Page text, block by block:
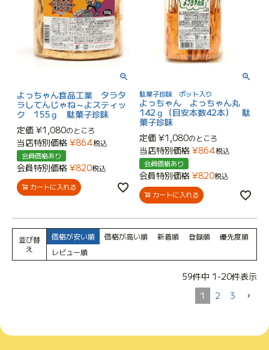
よっちゃん食品工業 タラタ
ラしてんじゃね～よスティッ
ク 155ｇ 駄菓子珍味
定価 ¥1,080のところ
当店特別価格 ¥864税込
会員価格あり
会員特別価格 ¥820税込
カートに入れる
駄菓子珍味 ポット入り
よっちゃん よっちゃん丸
142ｇ（目安本数42本） 駄
菓子珍味
定価 ¥1,080のところ
当店特別価格 ¥864税込
会員価格あり
会員特別価格 ¥820税込
カートに入れる
並び替
え
価格が安い順 価格が高い順 新着順 登録順
優先度順
レビュー順
59件中 1 -20件表示
1
2 3